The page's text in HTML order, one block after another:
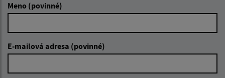
Meno (povinné)
E-mailová adresa (povinné)